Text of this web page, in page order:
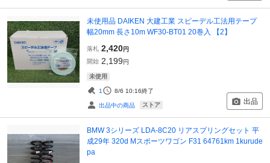
未使用品 DAIKEN 大建工業 スピーデル工法用テープ
幅20mm 長さ10m WF30-BT01 20巻入 【2】
落札 2,420円
開始 2,199円
未使用
1 8/6 10:16終了
出品中の商品 ストア 出品
BMW 3シリーズ LDA-8C20 リアスプリングセット 平
成29年 320d Mスポーツワゴン F31 64761km 1kurude
pa